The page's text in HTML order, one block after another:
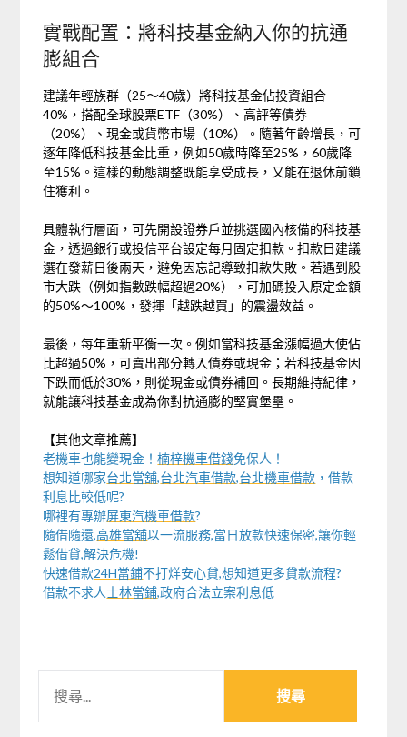
實戰配置：將科技基金納入你的抗通
膨組合
建議年輕族群（25～40歲）將科技基金佔投資組合
40%，搭配全球股票ETF（30%）、高評等債券
（20%）、現金或貨幣市場（10%）。隨著年齡增長，可
逐年降低科技基金比重，例如50歲時降至25%，60歲降
至15%。這樣的動態調整既能享受成長，又能在退休前鎖
住獲利。
具體執行層面，可先開設證券戶並挑選國內核備的科技基
金，透過銀行或投信平台設定每月固定扣款。扣款日建議
選在發薪日後兩天，避免因忘記導致扣款失敗。若遇到股
市大跌（例如指數跌幅超過20%），可加碼投入原定金額
的50%～100%，發揮「越跌越買」的震盪效益。
最後，每年重新平衡一次。例如當科技基金漲幅過大使佔
比超過50%，可賣出部分轉入債券或現金；若科技基金因
下跌而低於30%，則從現金或債券補回。長期維持紀律，
就能讓科技基金成為你對抗通膨的堅實堡壘。
【其他文章推薦】
老機車也能變現金！楠梓機車借錢免保人！
想知道哪家台北當舖,台北汽車借款,台北機車借款 ，借款
利息比較低呢?
哪裡有專辦屏東汽機車借款?
隨借隨還,高雄當舖以一流服務,當日放款快速保密,讓你輕
鬆借貸,解決危機!
快速借款24H當鋪不打烊安心貸,想知道更多貸款流程?
借款不求人士林當鋪,政府合法立案利息低
關